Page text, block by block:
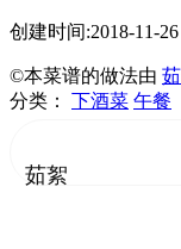
创建时间:2018-11-26
©本菜谱的做法由
分类： 下酒菜 午餐
茹絮